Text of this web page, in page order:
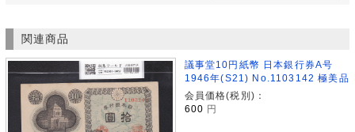
関連商品
議事堂10円紙幣 日本銀行券A号
1946年(S21) No.1103142 極美品
会員価格(税別)：
600 円